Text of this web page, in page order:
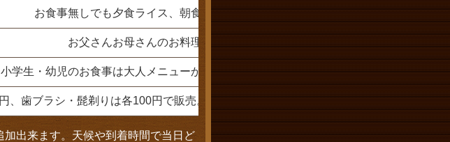
お食事無しでも夕食ライス、朝食ロールパンはお替りできます
お父さんお母さんのお料理を取り分けてどうぞ！
学生・幼児のお食事は大人メニューから品数を少なくしてお出ししています
、歯ブラシ・髭剃りは各100円で販売。バスタオル200円・浴衣300円でレンタルとなり
出来ます。天候や到着時間で当日ど